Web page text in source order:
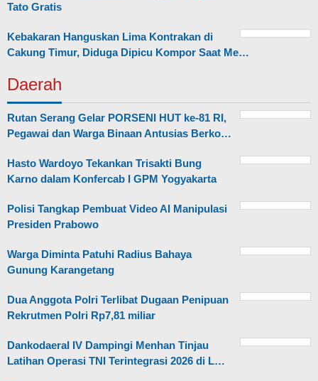
Tato Gratis
Kebakaran Hanguskan Lima Kontrakan di
Cakung Timur, Diduga Dipicu Kompor Saat Me…
Daerah
Rutan Serang Gelar PORSENI HUT ke-81 RI,
Pegawai dan Warga Binaan Antusias Berko…
Hasto Wardoyo Tekankan Trisakti Bung
Karno dalam Konfercab I GPM Yogyakarta
Polisi Tangkap Pembuat Video AI Manipulasi
Presiden Prabowo
Warga Diminta Patuhi Radius Bahaya
Gunung Karangetang
Dua Anggota Polri Terlibat Dugaan Penipuan
Rekrutmen Polri Rp7,81 miliar
Dankodaeral IV Dampingi Menhan Tinjau
Latihan Operasi TNI Terintegrasi 2026 di L…